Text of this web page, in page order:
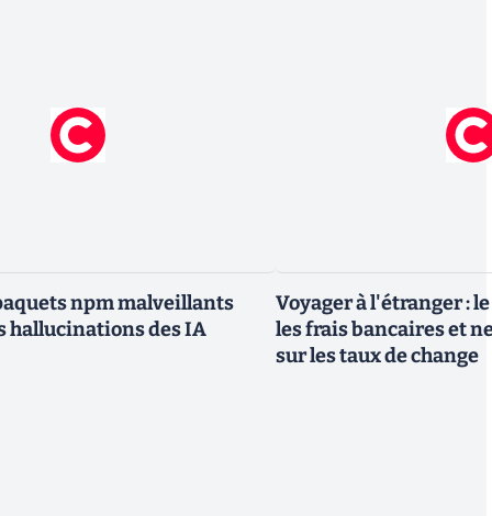
npm malveillants
hallucinations des IA
Voyager à l'étranger :
les frais bancaires et
sur les taux de change